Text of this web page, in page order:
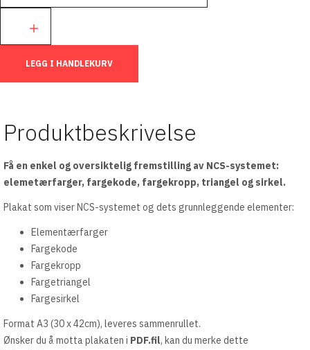
LEGG I HANDLEKURV
Produktbeskrivelse
Få en enkel og oversiktelig fremstilling av NCS-systemet:
elemetærfarger, fargekode, fargekropp, triangel og sirkel.
Plakat som viser NCS-systemet og dets grunnleggende elementer:
Elementærfarger
Fargekode
Fargekropp
Fargetriangel
Fargesirkel
Format A3 (30 x 42cm), leveres sammenrullet.
Ønsker du å motta plakaten i PDF.fil, kan du merke dette